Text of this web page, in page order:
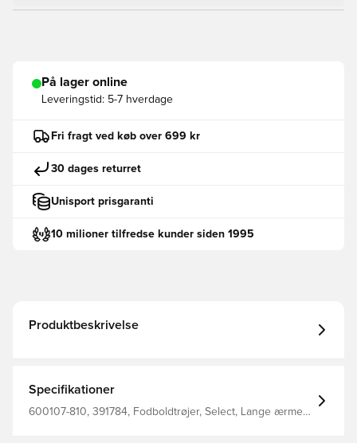
På lager online
Leveringstid: 5-7 hverdage
Fri fragt ved køb over 699 kr
30 dages returret
Unisport prisgaranti
10 milioner tilfredse kunder siden 1995
Produktbeskrivelse
Specifikationer
600107-810, 391784, Fodboldtrøjer, Select, Lange ærmer,